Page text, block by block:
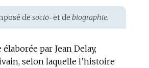
de socio‑et de biographie.
par Jean Delay,
selon laquelle l’histoire